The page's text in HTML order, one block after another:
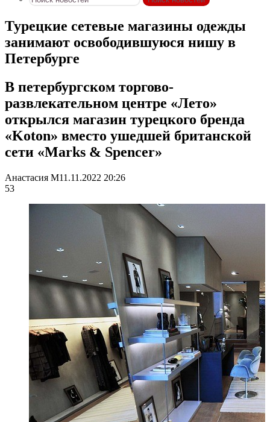
Турецкие сетевые магазины одежды
занимают освободившуюся нишу в
Петербурге
В петербургском торгово-
развлекательном центре «Лето»
открылся магазин турецкого бренда
«Koton» вместо ушедшей британской
сети «Marks & Spencer»
Анастасия М11.11.2022 20:26
53